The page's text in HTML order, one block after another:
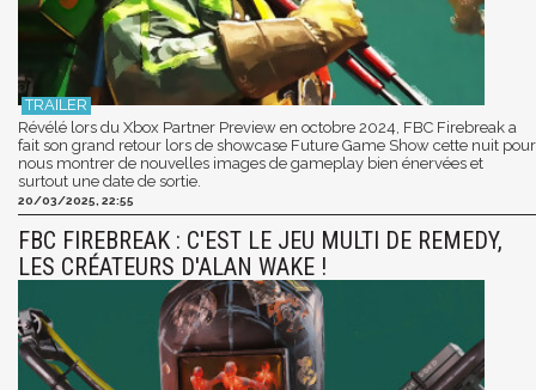
Révélé lors du Xbox Partner Preview en octobre 2024, FBC Firebreak a
fait son grand retour lors de showcase Future Game Show cette nuit pour
nous montrer de nouvelles images de gameplay bien énervées et
surtout une date de sortie.
20/03/2025, 22:55
FBC FIREBREAK : C'EST LE JEU MULTI DE REMEDY,
LES CRÉATEURS D'ALAN WAKE !